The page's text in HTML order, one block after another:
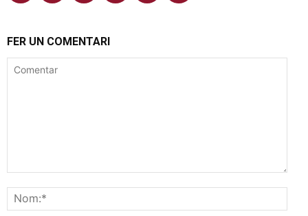
FER UN COMENTARI